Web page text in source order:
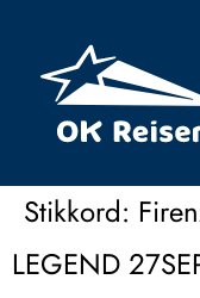
Stikkord:
LEGEND